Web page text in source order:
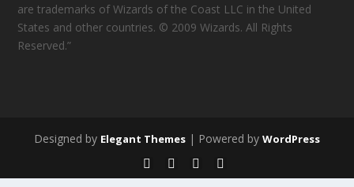
are trademarks of Wizards of the Coast LLC in the United
States and other countries. © 2009 Wizards. All Rights
Reserved.”
Designed by Elegant Themes | Powered by WordPress